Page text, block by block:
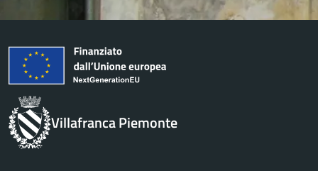
Villafranca Piemonte